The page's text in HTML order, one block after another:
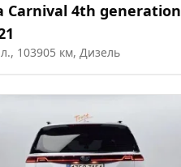
Carnival 4th generation
л., 103905 км, Дизель